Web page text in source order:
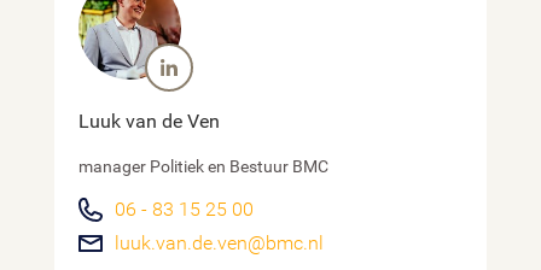
Luuk van de Ven
manager Politiek en Bestuur BMC
06 - 83 15 25 00
luuk.van.de.ven@bmc.nl